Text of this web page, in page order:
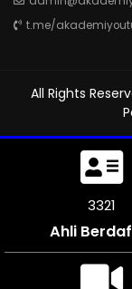
t.me/
All Rights
3813
Ahli